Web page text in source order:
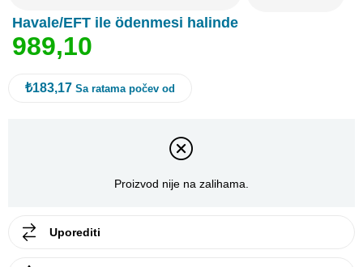
Havale/EFT ile ödenmesi halinde
989,10
₺183,17 Sa ratama počev od
Proizvod nije na zalihama.
Uporediti